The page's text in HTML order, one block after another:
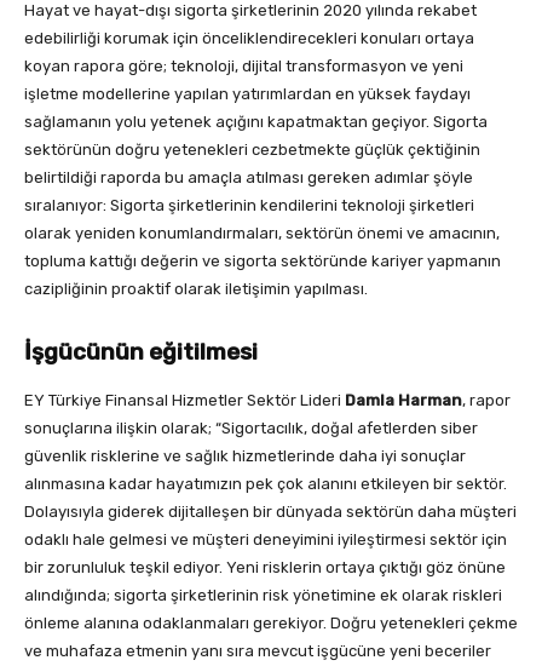
Hayat ve hayat-dışı sigorta şirketlerinin 2020 yılında rekabet
edebilirliği korumak için önceliklendirecekleri konuları ortaya
koyan rapora göre; teknoloji, dijital transformasyon ve yeni
işletme modellerine yapılan yatırımlardan en yüksek faydayı
sağlamanın yolu yetenek açığını kapatmaktan geçiyor. Sigorta
sektörünün doğru yetenekleri cezbetmekte güçlük çektiğinin
belirtildiği raporda bu amaçla atılması gereken adımlar şöyle
sıralanıyor: Sigorta şirketlerinin kendilerini teknoloji şirketleri
olarak yeniden konumlandırmaları, sektörün önemi ve amacının,
topluma kattığı değerin ve sigorta sektöründe kariyer yapmanın
cazipliğinin proaktif olarak iletişimin yapılması.
İşgücünün eğitilmesi
EY Türkiye Finansal Hizmetler Sektör Lideri Damla Harman, rapor
sonuçlarına ilişkin olarak; “Sigortacılık, doğal afetlerden siber
güvenlik risklerine ve sağlık hizmetlerinde daha iyi sonuçlar
alınmasına kadar hayatımızın pek çok alanını etkileyen bir sektör.
Dolayısıyla giderek dijitalleşen bir dünyada sektörün daha müşteri
odaklı hale gelmesi ve müşteri deneyimini iyileştirmesi sektör için
bir zorunluluk teşkil ediyor. Yeni risklerin ortaya çıktığı göz önüne
alındığında; sigorta şirketlerinin risk yönetimine ek olarak riskleri
önleme alanına odaklanmaları gerekiyor. Doğru yetenekleri çekme
ve muhafaza etmenin yanı sıra mevcut işgücüne yeni beceriler